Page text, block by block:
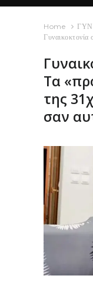
Home
Τα
της
σαν